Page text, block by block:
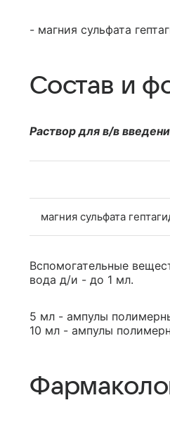
- магния сульфата
Состав и
Раствор для в/в
магния сульфата
Вспомогательные
вода д/и - до 1 мл.
5 мл - ампулы
10 мл - ампулы